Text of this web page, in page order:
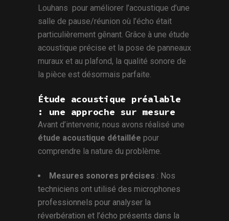
Louhans pour améliorer l’acoustique d’une
salle de pause/réunion où l’écho était
particulièrement gênant. Grâce à une étude
acoustique précise et la pose de panneaux
muraux et au plafond, la qualité sonore de
la pièce est désormais parfaite.
Étude acoustique préalable
: une approche sur mesure
Avant d’intervenir, nous avons réalisé une
étude acoustique détaillée pour
comprendre la nature du problème.
Mesures sonores précises : Nos
techniciens ont utilisé des microphones
professionnels pour analyser la
réverbération et l’écho présents dans la